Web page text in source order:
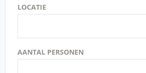
LOCATIE
AANTAL PERSONEN